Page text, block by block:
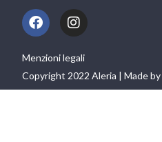
Menzioni legali
Copyright 2022 Aleria | Made